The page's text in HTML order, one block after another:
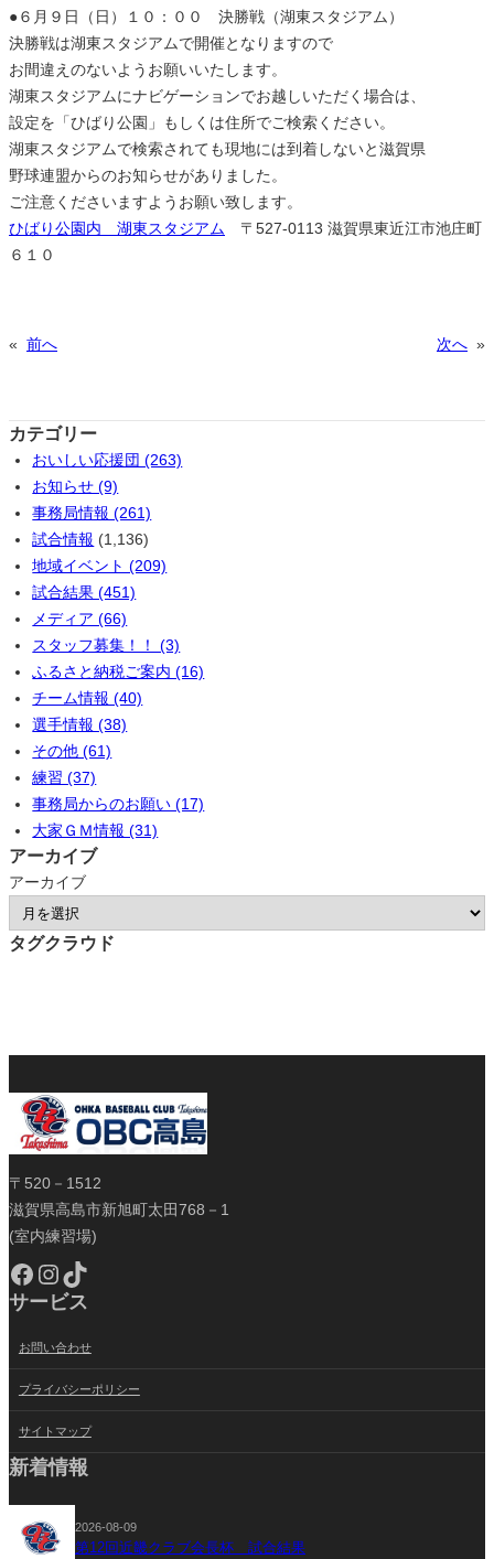
●６月９日（日）１０：００ 決勝戦（湖東スタジアム）
決勝戦は湖東スタジアムで開催となりますので
お間違えのないようお願いいたします。
湖東スタジアムにナビゲーションでお越しいただく場合は、
設定を「ひばり公園」もしくは住所でご検索ください。
湖東スタジアムで検索されても現地には到着しないと滋賀県
野球連盟からのお知らせがありました。
ご注意くださいますようお願い致します。
ひばり公園内 湖東スタジアム 〒527-0113 滋賀県東近江市池庄町
６１０
« 前へ 次へ »
カテゴリー
おいしい応援団 (263)
お知らせ (9)
事務局情報 (261)
試合情報 (1,136)
地域イベント (209)
試合結果 (451)
メディア (66)
スタッフ募集！！ (3)
ふるさと納税ご案内 (16)
チーム情報 (40)
選手情報 (38)
その他 (61)
練習 (37)
事務局からのお願い (17)
大家ＧＭ情報 (31)
アーカイブ
アーカイブ
タグクラウド
〒520－1512
滋賀県高島市新旭町太田768－1
(室内練習場)
Facebook Instagram TikTok
サービス
お問い合わせ
プライバシーポリシー
サイトマップ
新着情報
2026-08-09
第12回近畿クラブ会長杯 試合結果